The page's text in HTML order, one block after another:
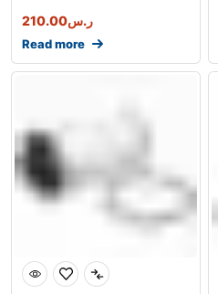
ر.س210.00
Read more